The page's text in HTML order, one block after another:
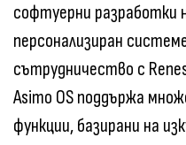
софтуерни разработки
персонализиран
сътрудничество с
Asimo OS поддържа
функции, базирани на